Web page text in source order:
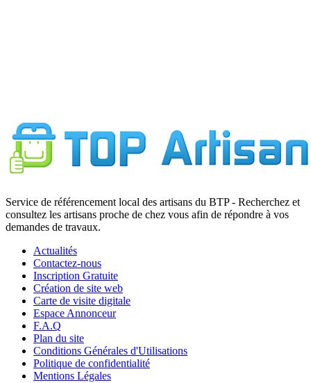
Service de référencement local des artisans du BTP - Recherchez et
consultez les artisans proche de chez vous afin de répondre à vos
demandes de travaux.
Actualités
Contactez-nous
Inscription Gratuite
Création de site web
Carte de visite digitale
Espace Annonceur
F.A.Q
Plan du site
Conditions Générales d'Utilisations
Politique de confidentialité
Mentions Légales